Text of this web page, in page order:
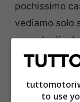
pochissimo
vediamo solo
sono degli
dalla Golf
biancoto use